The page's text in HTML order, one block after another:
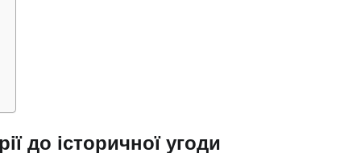
до історичної угоди